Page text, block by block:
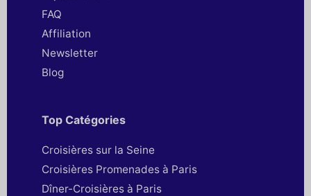
FAQ
Affiliation
Newsletter
Blog
Top Catégories
Croisières sur la Seine
Croisières Promenades à Paris
Dîner-Croisières à Paris